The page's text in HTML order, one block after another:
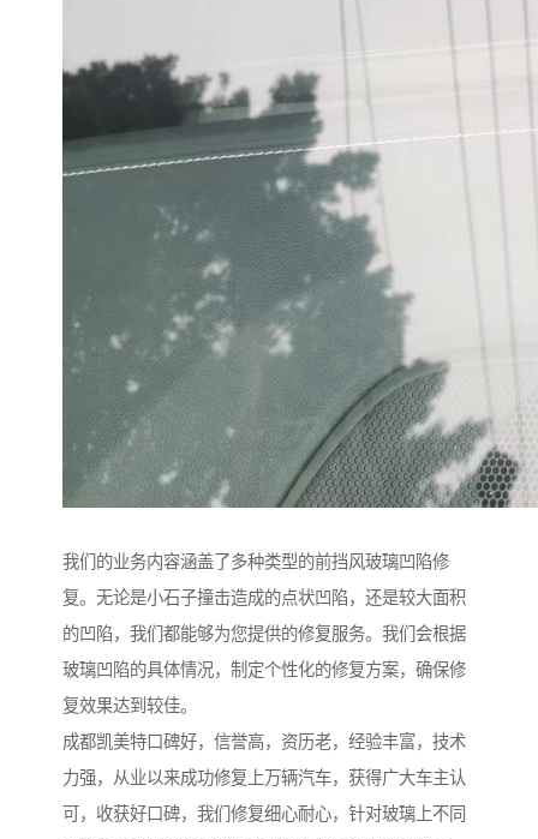
我们的业务内容涵盖了多种类型的前挡风玻璃凹陷修
复。无论是小石子撞击造成的点状凹陷，还是较大面积
的凹陷，我们都能够为您提供的修复服务。我们会根据
玻璃凹陷的具体情况，制定个性化的修复方案，确保修
复效果达到较佳。
成都凯美特口碑好，信誉高，资历老，经验丰富，技‌‌术
力强，从业以来成功修复上万辆汽车，获得广大车主认
可，收获好口碑，我们修复细心耐心，针对玻璃上不同